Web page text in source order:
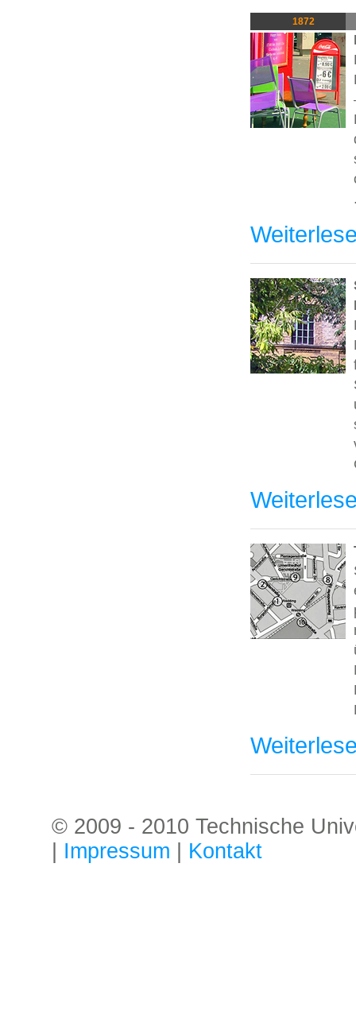
1872
© 2009 - 2010 Technische
Impressum Kontakt